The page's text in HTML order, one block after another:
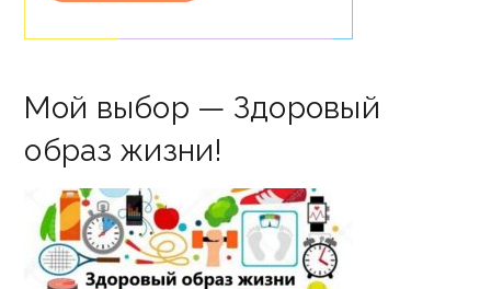
Мой выбор — Здоровый
образ жизни!